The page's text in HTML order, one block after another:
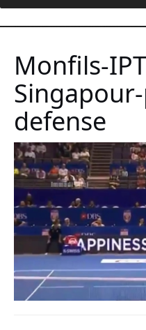
content
Monfils-
defense